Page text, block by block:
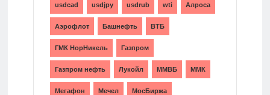
usdcad usdjpy usdrub wti Алроса
Аэрофлот Башнефть ВТБ
ГМК НорНикель Газпром
Газпром нефть Лукойл ММВБ ММК
Мегафон Мечел МосБиржа